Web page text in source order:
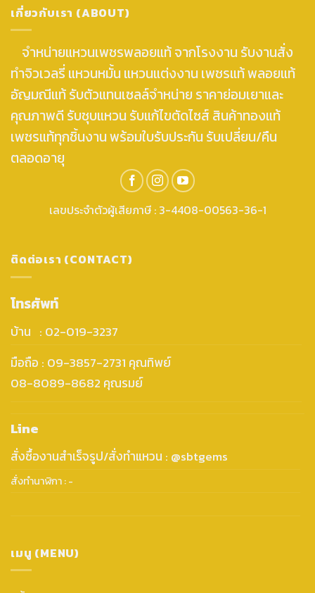
เกี่ยวกับเรา (ABOUT)
จำหน่ายแหวนเพชรพลอยแท้ จากโรงงาน รับงานสั่ง
ทำจิวเวลรี่ แหวนหมั้น แหวนแต่งงาน เพชรแท้ พลอยแท้
อัญมณีแท้ รับตัวแทนเซลล์จำหน่าย ราคาย่อมเยาและ
คุณภาพดี รับชุบแหวน รับแก้ไขตัดไซส์ สินค้าทองแท้
เพชรแท้ทุกชิ้นงาน พร้อมใบรับประกัน รับเปลี่ยน/คืน
ตลอดอายุ
เลขประจำตัวผู้เสียภาษี : 3-4408-00563-36-1
ติดต่อเรา (CONTACT)
โทรศัพท์
บ้าน : 02-019-3237
มือถือ : 09-3857-2731 คุณทิพย์
08-8089-8682 คุณรมย์
Line
สั่งซื้องานสำเร็จรูป/สั่งทำแหวน : @sbtgems
สั่งทำนาฬิกา : -
เมนู (MENU)